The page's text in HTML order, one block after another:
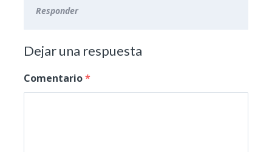
Responder
Dejar una respuesta
Comentario*